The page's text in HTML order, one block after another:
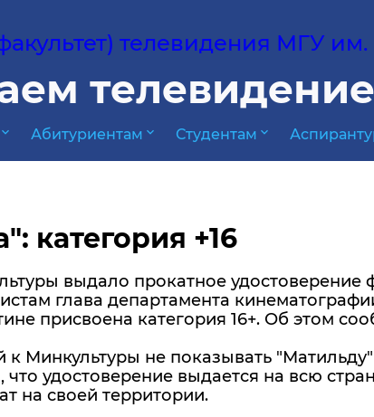
телевидения МГУ
expand_more Абитуриентам expand_more Студентам expand_more
категория +16
выдало прокатное
глава департамента
присвоена категория 16+. Об этом
к Минкультуры не показывать
что удостоверение выдается на всю
на своей территории.